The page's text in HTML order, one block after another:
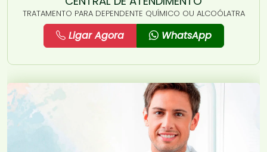
TRATAMENTO PARA DEPENDENTE QUÍMICO OU ALCOÓLATRA
Ligar Agora WhatsApp